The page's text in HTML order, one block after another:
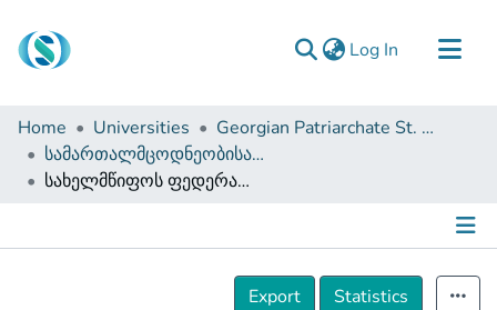
Log In (current)
Communities & Collections
Browse
Documentation
Home Universities
Georgian Patriarchate St. Tbel Abuseridze Teaching University
სამართალმცოდნეობისა და საჯარო მმართველობის ფაკულტეტი (სამაგისტრო ნაშრომები)
სახელმწიფოს ფედერალური და უნიტარული მოწყობის შედარებითი ანალიზი
Details
Export
Statistics